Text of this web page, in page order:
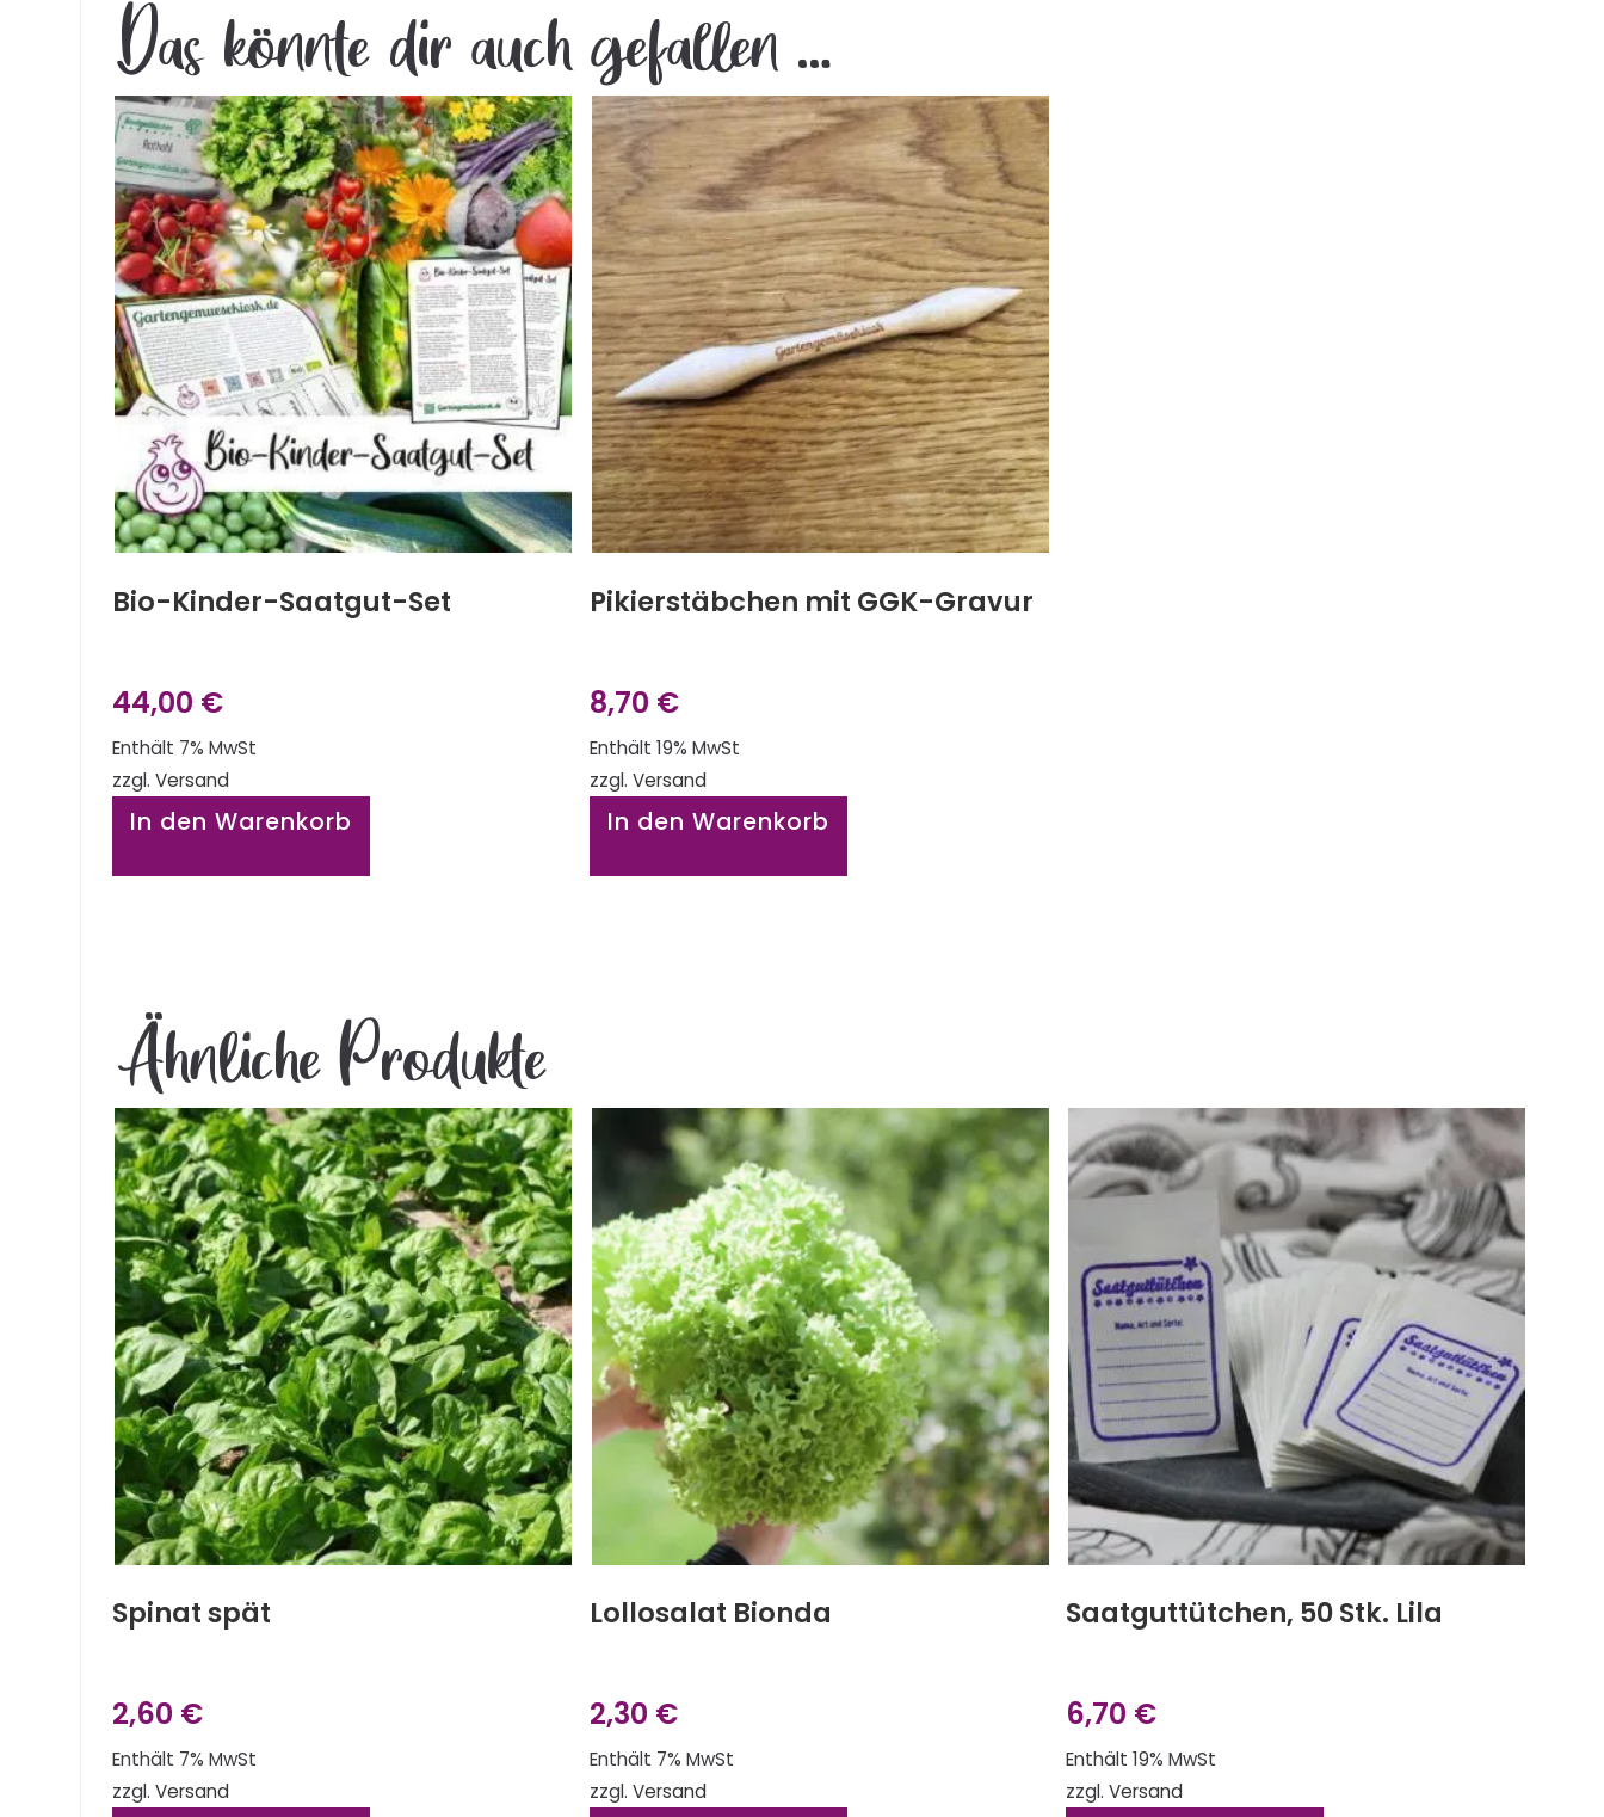
Das könnte dir auch gefallen …
Bio-Kinder-Saatgut-Set
44,00 €
Enthält 7% MwSt
zzgl.Versand
In den Warenkorb
Pikierstäbchen mit GGK-Gravur
8,70 €
Enthält 19% MwSt
zzgl. Versand
In den Warenkorb
Ähnliche Produkte
Spinat spät
2,60 €
Enthält 7% MwSt
zzgl.Versand
Lollosalat Bionda
2,30 €
Enthält 7% MwSt
zzgl. Versand
Saatguttütchen, 50 Stk. Lila
6,70 €
Enthält 19% MwSt
zzgl.Versand